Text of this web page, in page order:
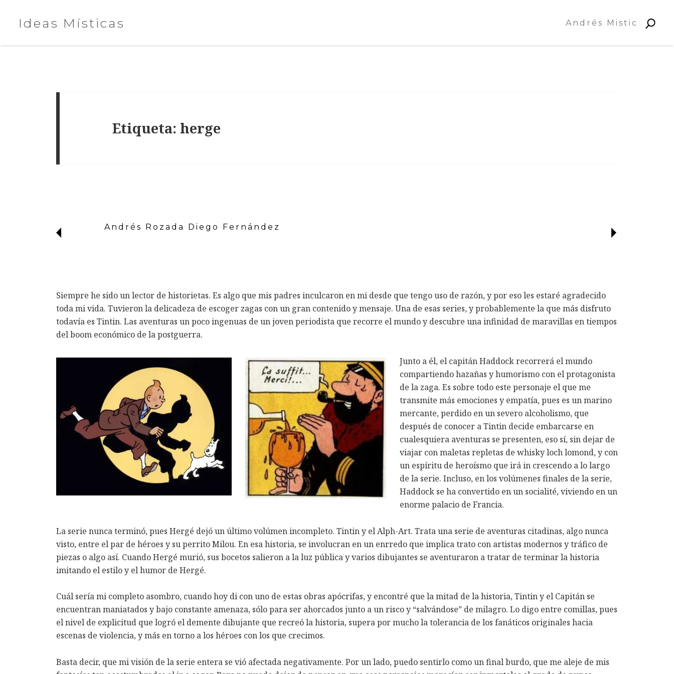
Ideas Místicas Andrés Mistic
Etiqueta: herge
Andrés Rozada Diego Fernández
Siempre he sido un lector de historietas. Es algo que mis padres inculcaron en mi desde que tengo uso de razón, y por eso les estaré agradecido
toda mi vida. Tuvieron la delicadeza de escoger zagas con un gran contenido y mensaje. Una de esas series, y probablemente la que más disfruto
todavía es Tintin. Las aventuras un poco ingenuas de un joven periodista que recorre el mundo y descubre una infinidad de maravillas en tiempos
del boom económico de la postguerra.
Junto a él, el capitán Haddock recorrerá el mundo
compartiendo hazañas y humorismo con el protagonista
de la zaga. Es sobre todo este personaje el que me
transmite más emociones y empatía, pues es un marino
mercante, perdido en un severo alcoholismo, que
después de conocer a Tintin decide embarcarse en
cualesquiera aventuras se presenten, eso sí, sin dejar de
viajar con maletas repletas de whisky loch lomond, y con
un espíritu de heroísmo que irá in crescendo a lo largo
de la serie. Incluso, en los volúmenes finales de la serie,
Haddock se ha convertido en un socialité, viviendo en un
enorme palacio de Francia.
La serie nunca terminó, pues Hergé dejó un último volúmen incompleto. Tintin y el Alph-Art. Trata una serie de aventuras citadinas, algo nunca
visto, entre el par de héroes y su perrito Milou. En esa historia, se involucran en un enrredo que implica trato con artistas modernos y tráfico de
piezas o algo así. Cuando Hergé murió, sus bocetos salieron a la luz pública y varios dibujantes se aventuraron a tratar de terminar la historia
imitando el estilo y el humor de Hergé.
Cuál sería mi completo asombro, cuando hoy di con uno de estas obras apócrifas, y encontré que la mitad de la historia, Tintin y el Capitán se
encuentran maniatados y bajo constante amenaza, sólo para ser ahorcados junto a un risco y “salvándose” de milagro. Lo digo entre comillas, pues
el nivel de explicitud que logró el demente dibujante que recreó la historia, supera por mucho la tolerancia de los fanáticos originales hacia
escenas de violencia, y más en torno a los héroes con los que crecimos.
Basta decir, que mi visión de la serie entera se vió afectada negativamente. Por un lado, puedo sentirlo como un final burdo, que me aleje de mis